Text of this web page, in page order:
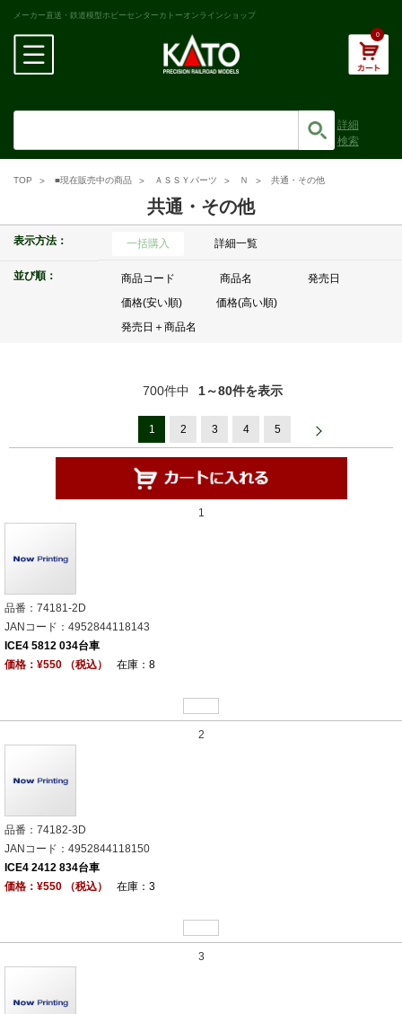
メーカー直送・鉄道模型ホビーセンターカトーオンラインショップ
0
詳細
検索
TOP ■現在販売中の商品 ＡＳＳＹパーツ Ｎ 共通・その他
共通・その他
表示方法： 一括購入 詳細一覧
並び順： 商品コード 商品名
発売日
価格(安い順)
価格(高い順)
発売日＋商品名
700件中 1～80件を表示
1 2 3 4 5
1
品番：74181-2D
JANコード：4952844118143
ICE4 5812 034台車
価格：¥550 （税込）
在庫：8
2
品番：74182-3D
JANコード：4952844118150
ICE4 2412 834台車
価格：¥550 （税込）
在庫：3
3